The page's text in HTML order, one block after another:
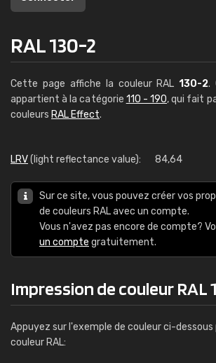
RAL 130-2
Cette page affiche la couleur RAL130-2.
appartient à la catégorie 110 - 190, qui fait
couleurs RAL Effect.
LRV(light reflectance value): 84,64
Sur ce site, vous pouvez créer vos
de couleurs RAL avec un compte.
Vous n'avez pas encore de compte?
un compte gratuitement.
Impression de couleur RAL
Appuyez sur l'exemple de couleur ci-
couleur RAL: